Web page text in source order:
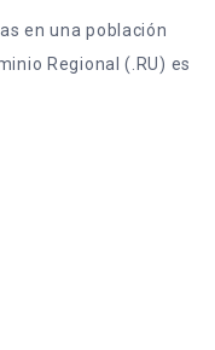
en una población
Regional (.RU) es